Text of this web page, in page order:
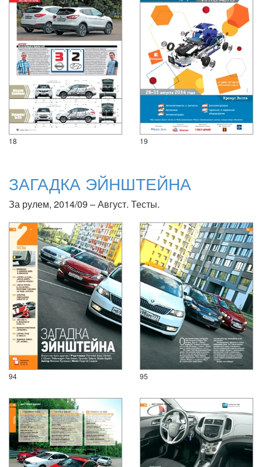
18 19
ЗАГАДКА ЭЙНШТЕЙНА
За рулем, 2014/09 – Август. Тесты.
94 95